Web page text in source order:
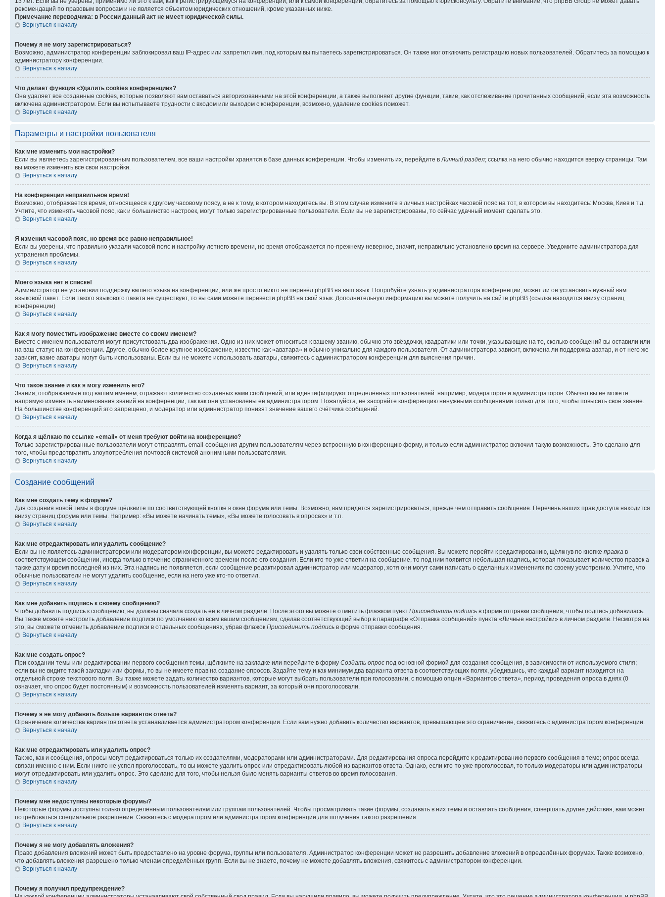
рекомендаций по правовым вопросам и не является объектом юридических отношений, кроме указанных ниже.
Примечание переводчика: в России данный акт не имеет юридической силы.
Вернуться к началу
Почему я не могу зарегистрироваться?
Возможно, администратор конференции заблокировал ваш IP-адрес или запретил имя, под которым вы пытаетесь зарегистрироваться. Он также мог отключить регистрацию новых пользователей. Обратитесь за помощью к
администратору конференции.
Вернуться к началу
Что делает функция «Удалить cookies конференции»?
Она удаляет все созданные cookies, которые позволяют вам оставаться авторизованными на этой конференции, а также выполняет другие функции, такие, как отслеживание прочитанных сообщений, если эта возможность
включена администратором. Если вы испытываете трудности с входом или выходом с конференции, возможно, удаление cookies поможет.
Вернуться к началу
Параметры и настройки пользователя
Как мне изменить мои настройки?
Если вы являетесь зарегистрированным пользователем, все ваши настройки хранятся в базе данных конференции. Чтобы изменить их, перейдите в Личный раздел; ссылка на него обычно находится вверху страницы. Там
вы можете изменить все свои настройки.
Вернуться к началу
На конференции неправильное время!
Возможно, отображается время, относящееся к другому часовому поясу, а не к тому, в котором находитесь вы. В этом случае измените в личных настройках часовой пояс на тот, в котором вы находитесь: Москва, Киев и т.д.
Учтите, что изменять часовой пояс, как и большинство настроек, могут только зарегистрированные пользователи. Если вы не зарегистрированы, то сейчас удачный момент сделать это.
Вернуться к началу
Я изменил часовой пояс, но время все равно неправильное!
Если вы уверены, что правильно указали часовой пояс и настройку летнего времени, но время отображается по-прежнему неверное, значит, неправильно установлено время на сервере. Уведомите администратора для
устранения проблемы.
Вернуться к началу
Моего языка нет в списке!
Администратор не установил поддержку вашего языка на конференции, или же просто никто не перевёл phpBB на ваш язык. Попробуйте узнать у администратора конференции, может ли он установить нужный вам
языковой пакет. Если такого языкового пакета не существует, то вы сами можете перевести phpBB на свой язык. Дополнительную информацию вы можете получить на сайте phpBB (ссылка находится внизу страниц
конференции)
Вернуться к началу
Как я могу поместить изображение вместе со своим именем?
Вместе с именем пользователя могут присутствовать два изображения. Одно из них может относиться к вашему званию, обычно это звёздочки, квадратики или точки, указывающие на то, сколько сообщений вы оставили или
на ваш статус на конференции. Другое, обычно более крупное изображение, известно как «аватара» и обычно уникально для каждого пользователя. От администратора зависит, включена ли поддержка аватар, и от него же
зависит, какие аватары могут быть использованы. Если вы не можете использовать аватары, свяжитесь с администратором конференции для выяснения причин.
Вернуться к началу
Что такое звание и как я могу изменить его?
Звания, отображаемые под вашим именем, отражают количество созданных вами сообщений, или идентифицируют определённых пользователей: например, модераторов и администраторов. Обычно вы не можете
напрямую изменять наименования званий на конференции, так как они установлены её администратором. Пожалуйста, не засоряйте конференцию ненужными сообщениями только для того, чтобы повысить своё звание.
На большинстве конференций это запрещено, и модератор или администратор понизят значение вашего счётчика сообщений.
Вернуться к началу
Когда я щёлкаю по ссылке «email» от меня требуют войти на конференцию?
Только зарегистрированные пользователи могут отправлять email-сообщения другим пользователям через встроенную в конференцию форму, и только если администратор включил такую возможность. Это сделано для
того, чтобы предотвратить злоупотребления почтовой системой анонимными пользователями.
Вернуться к началу
Создание сообщений
Как мне создать тему в форуме?
Для создания новой темы в форуме щёлкните по соответствующей кнопке в окне форума или темы. Возможно, вам придется зарегистрироваться, прежде чем отправить сообщение. Перечень ваших прав доступа находится
внизу страниц форума или темы. Например: «Вы можете начинать темы», «Вы можете голосовать в опросах» и т.п.
Вернуться к началу
Как мне отредактировать или удалить сообщение?
Если вы не являетесь администратором или модератором конференции, вы можете редактировать и удалять только свои собственные сообщения. Вы можете перейти к редактированию, щёлкнув по кнопке правка в
соответствующем сообщении, иногда только в течение ограниченного времени после его создания. Если кто-то уже ответил на сообщение, то под ним появится небольшая надпись, которая показывает количество правок а
также дату и время последней из них. Эта надпись не появляется, если сообщение редактировал администратор или модератор, хотя они могут сами написать о сделанных изменениях по своему усмотрению. Учтите, что
обычные пользователи не могут удалить сообщение, если на него уже кто-то ответил.
Вернуться к началу
Как мне добавить подпись к своему сообщению?
Чтобы добавить подпись к сообщению, вы должны сначала создать её в личном разделе. После этого вы можете отметить флажком пункт Присоединить подпись в форме отправки сообщения, чтобы подпись добавилась.
Вы также можете настроить добавление подписи по умолчанию ко всем вашим сообщениям, сделав соответствующий выбор в параграфе «Отправка сообщений» пункта «Личные настройки» в личном разделе. Несмотря на
это, вы сможете отменить добавление подписи в отдельных сообщениях, убрав флажок Присоединить подпись в форме отправки сообщения.
Вернуться к началу
Как мне создать опрос?
При создании темы или редактировании первого сообщения темы, щёлкните на закладке или перейдите в форму Создать опрос под основной формой для создания сообщения, в зависимости от используемого стиля;
если вы не видите такой закладки или формы, то вы не имеете прав на создание опросов. Задайте тему и как минимум два варианта ответа в соответствующих полях, убедившись, что каждый вариант находится на
отдельной строке текстового поля. Вы также можете задать количество вариантов, которые могут выбрать пользователи при голосовании, с помощью опции «Вариантов ответа», период проведения опроса в днях (0
означает, что опрос будет постоянным) и возможность пользователей изменять вариант, за который они проголосовали.
Вернуться к началу
Почему я не могу добавить больше вариантов ответа?
Ограничение количества вариантов ответа устанавливается администратором конференции. Если вам нужно добавить количество вариантов, превышающее это ограничение, свяжитесь с администратором конференции.
Вернуться к началу
Как мне отредактировать или удалить опрос?
Так же, как и сообщения, опросы могут редактироваться только их создателями, модераторами или администраторами. Для редактирования опроса перейдите к редактированию первого сообщения в теме; опрос всегда
связан именно с ним. Если никто не успел проголосовать, то вы можете удалить опрос или отредактировать любой из вариантов ответа. Однако, если кто-то уже проголосовал, то только модераторы или администраторы
могут отредактировать или удалить опрос. Это сделано для того, чтобы нельзя было менять варианты ответов во время голосования.
Вернуться к началу
Почему мне недоступны некоторые форумы?
Некоторые форумы доступны только определённым пользователям или группам пользователей. Чтобы просматривать такие форумы, создавать в них темы и оставлять сообщения, совершать другие действия, вам может
потребоваться специальное разрешение. Свяжитесь с модератором или администратором конференции для получения такого разрешения.
Вернуться к началу
Почему я не могу добавлять вложения?
Право добавления вложений может быть предоставлено на уровне форума, группы или пользователя. Администратор конференции может не разрешить добавление вложений в определённых форумах. Также возможно,
что добавлять вложения разрешено только членам определённых групп. Если вы не знаете, почему не можете добавлять вложения, свяжитесь с администратором конференции.
Вернуться к началу
Почему я получил предупреждение?